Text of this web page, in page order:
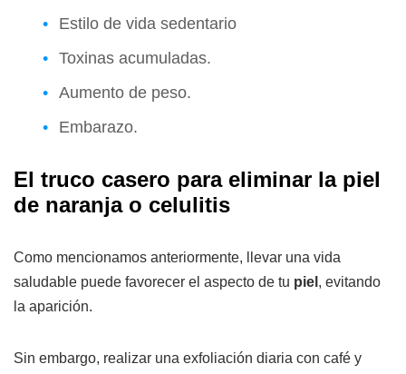
Estilo de vida sedentario
Toxinas acumuladas.
Aumento de peso.
Embarazo.
El truco casero para eliminar la piel
de naranja o celulitis
Como mencionamos anteriormente, llevar una vida
saludable puede favorecer el aspecto de tu piel , evitando
la aparición.
Sin embargo, realizar una exfoliación diaria con café y